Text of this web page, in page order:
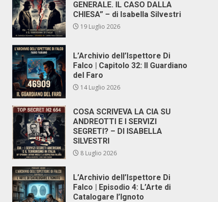
GENERALE. IL CASO DALLA
CHIESA” – di Isabella Silvestri
19 Luglio 2026
L’Archivio dell’Ispettore Di
Falco | Capitolo 32: Il Guardiano
del Faro
14 Luglio 2026
COSA SCRIVEVA LA CIA SU
ANDREOTTI E I SERVIZI
SEGRETI? – DI ISABELLA
SILVESTRI
8 Luglio 2026
L’Archivio dell’Ispettore Di
Falco | Episodio 4: L’Arte di
Catalogare l’Ignoto